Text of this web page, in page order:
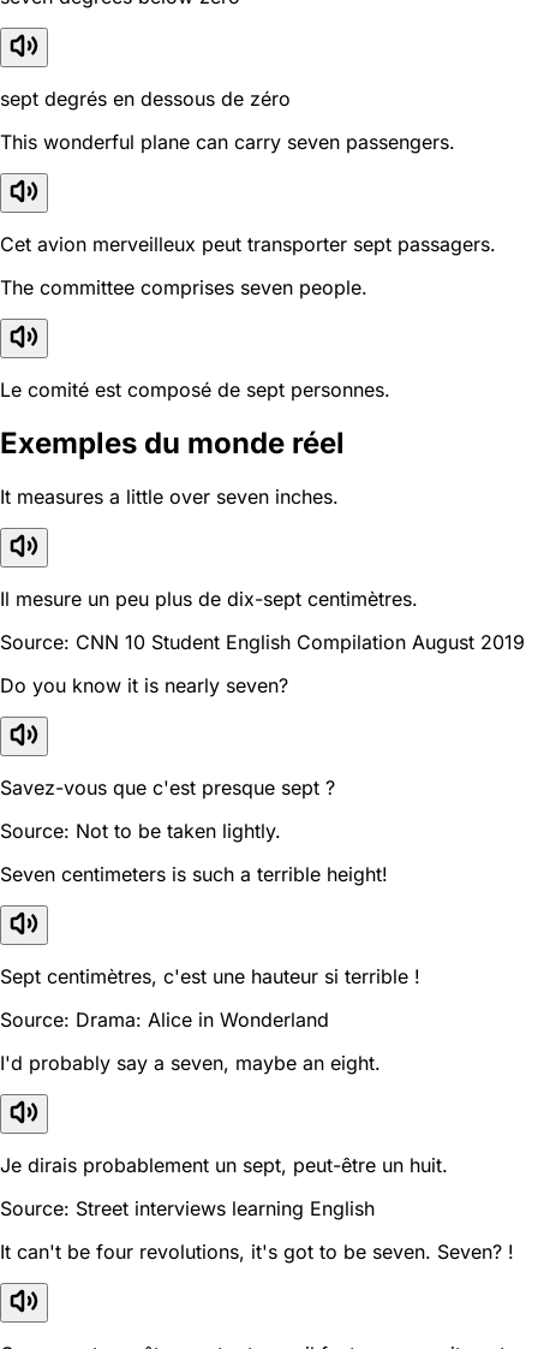
sept degrés en dessous de zéro
This wonderful plane can carry seven passengers.
Cet avion merveilleux peut transporter sept passagers.
The committee comprises seven people.
Le comité est composé de sept personnes.
Exemples du monde réel
It measures a little over seven inches.
Il mesure un peu plus de dix-sept centimètres.
Source: CNN 10 Student English Compilation August 2019
Do you know it is nearly seven?
Savez-vous que c'est presque sept ?
Source: Not to be taken lightly.
Seven centimeters is such a terrible height!
Sept centimètres, c'est une hauteur si terrible !
Source: Drama: Alice in Wonderland
I'd probably say a seven, maybe an eight.
Je dirais probablement un sept, peut-être un huit.
Source: Street interviews learning English
It can't be four revolutions, it's got to be seven. Seven? !